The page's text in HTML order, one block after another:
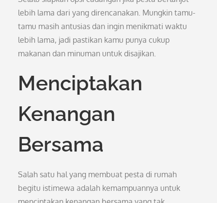
lebih lama dari yang direncanakan. Mungkin tamu-
tamu masih antusias dan ingin menikmati waktu
lebih lama, jadi pastikan kamu punya cukup
makanan dan minuman untuk disajikan.
Menciptakan
Kenangan
Bersama
Salah satu hal yang membuat pesta di rumah
begitu istimewa adalah kemampuannya untuk